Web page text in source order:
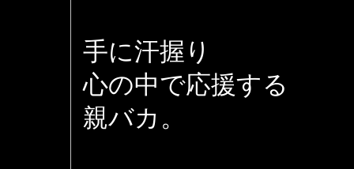
手に汗握り
心の中で応援する
親バカ。